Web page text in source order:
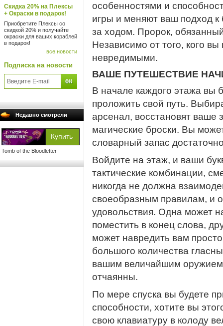
Скидка 20% на Плексы
+ Окраски в подарок!
Приобретите Плексы со
скидкой 20% и получайте
окраски для ваших кораблей
в подарок!
все новости
Подписка на новости
Недавно смотрели
Tomb of the Bloodletter
особенностями и
игры и меняют ваш подход к
за ходом. Пророк,
Независимо от того, кого
невредимыми.
ВАШЕ ПУТЕШЕСТВИЕ
В начале каждого этажа вы
проложить свой путь.
арсенал, восстановят ваше
магические броски. Вы
словарный запас
Войдите на этаж, и ваши
тактические комбинации,
никогда не должна
своеобразным правилам, и
удовольствия. Одна может
поместить в конец слова,
может навредить вам
большого количества
вашим величайшим
отчаянны.
По мере спуска вы будете
способности, хотите вы
свою клавиатуру в колоду